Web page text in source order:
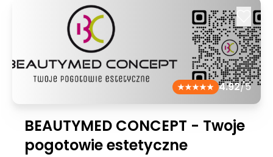
4.92/5
BEAUTYMED CONCEPT - Twoje
pogotowie estetyczne